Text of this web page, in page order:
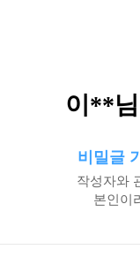
이**
비밀글
작성자와
본인이